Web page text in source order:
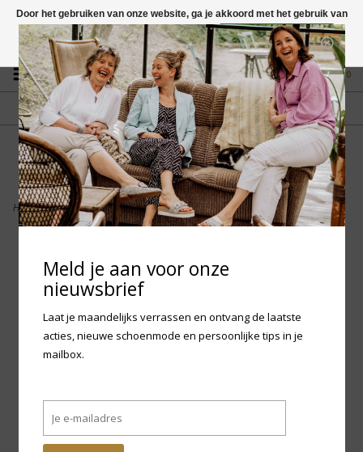
Vragen? App naar +31 58 250 1503
0
GRATIS VERZENDING NL
Vanaf € 75,-
FYSIEKE WINKEL
in Mantgum (frl)
fdad
Home>Finn Comfort Finnamic Machida - Nightblue Arya
Door het gebruiken van onze website, ga je akkoord met het gebruik van
cookies om onze website te verbeteren.
Dit bericht verbergen
Meer over cookies »
Meld je aan voor onze
nieuwsbrief
Laat je maandelijks verrassen en ontvang de laatste
acties, nieuwe schoenmode en persoonlijke tips in je
mailbox.